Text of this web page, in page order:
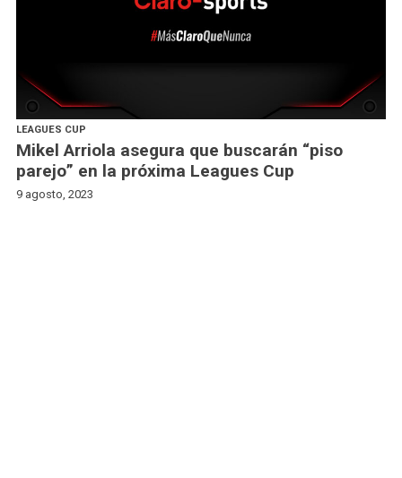
LEAGUES CUP
Mikel Arriola asegura que buscarán “piso
parejo” en la próxima Leagues Cup
9 agosto, 2023